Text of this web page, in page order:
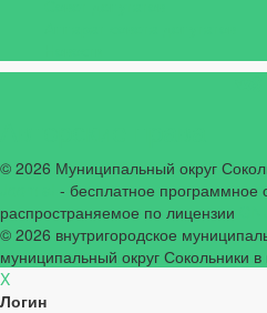
© 2026 Муниципальный округ
- бесплатное программное
распространяемое по лицензии
© 2026 внутригородское
муниципальный округ Сокольники
X
Логин